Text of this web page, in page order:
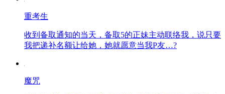
重考生
收到备取通知的当天，备取5的正妹主动联络我，说只要
我把递补名额让给她，她就愿意当我P友…?
魔咒